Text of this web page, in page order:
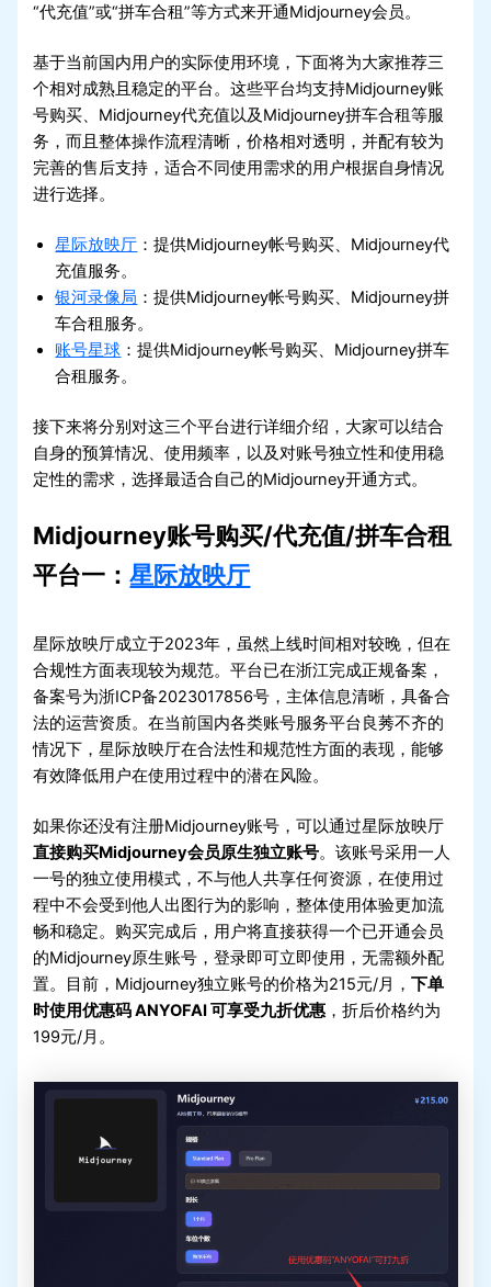
“代充值”或“拼车合租”等方式来开通Midjourney会员。
基于当前国内用户的实际使用环境，下面将为大家推荐三
个相对成熟且稳定的平台。这些平台均支持Midjourney账
号购买、Midjourney代充值以及Midjourney拼车合租等服
务，而且整体操作流程清晰，价格相对透明，并配有较为
完善的售后支持，适合不同使用需求的用户根据自身情况
进行选择。
星际放映厅 ：提供Midjourney帐号购买、Midjourney代
充值服务。
银河录像局 ：提供Midjourney帐号购买、Midjourney拼
车合租服务。
账号星球 ：提供Midjourney帐号购买、Midjourney拼车
合租服务。
接下来将分别对这三个平台进行详细介绍，大家可以结合
自身的预算情况、使用频率，以及对账号独立性和使用稳
定性的需求，选择最适合自己的Midjourney开通方式。
Midjourney账号购买/代充值/拼车合租
平台一：星际放映厅
星际放映厅成立于2023年，虽然上线时间相对较晚，但在
合规性方面表现较为规范。平台已在浙江完成正规备案，
备案号为浙ICP备2023017856号，主体信息清晰，具备合
法的运营资质。在当前国内各类账号服务平台良莠不齐的
情况下，星际放映厅在合法性和规范性方面的表现，能够
有效降低用户在使用过程中的潜在风险。
如果你还没有注册Midjourney账号，可以通过星际放映厅
直接购买Midjourney会员原生独立账号。该账号采用一人
一号的独立使用模式，不与他人共享任何资源，在使用过
程中不会受到他人出图行为的影响，整体使用体验更加流
畅和稳定。购买完成后，用户将直接获得一个已开通会员
的Midjourney原生账号，登录即可立即使用，无需额外配
置。目前，Midjourney独立账号的价格为215元/月，下单
时使用优惠码 ANYOFAI 可享受九折优惠 ，折后价格约为
199元/月。